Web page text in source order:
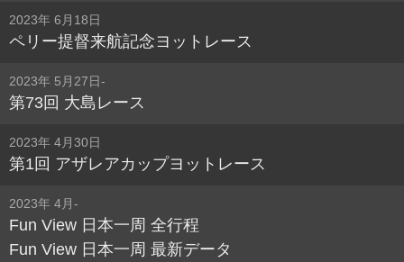
2023年 6月18日
ペリー提督来航記念ヨットレース
2023年 5月27日-
第73回 大島レース
2023年 4月30日
第1回 アザレアカップヨットレース
2023年 4月-
Fun View 日本一周 全行程
Fun View 日本一周 最新データ